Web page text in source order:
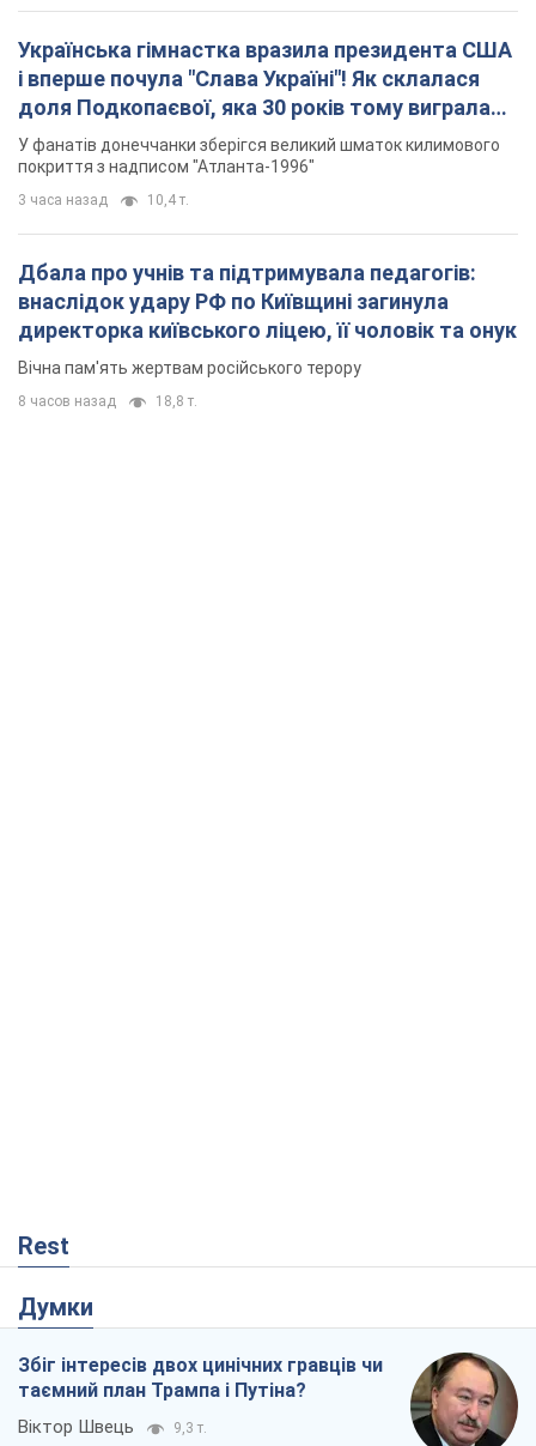
Українська гімнастка вразила президента США
і вперше почула "Слава Україні"! Як склалася
доля Подкопаєвої, яка 30 років тому виграла
"золото" Олімпіади
У фанатів донеччанки зберігся великий шматок килимового
покриття з надписом "Атланта-1996"
3 часа назад 10,4 т.
Дбала про учнів та підтримувала педагогів:
внаслідок удару РФ по Київщині загинула
директорка київського ліцею, її чоловік та онук
Вічна пам'ять жертвам російського терору
8 часов назад 18,8 т.
Rest
Думки
Збіг інтересів двох цинічних гравців чи
таємний план Трампа і Путіна?
Віктор Швець 9,3 т.